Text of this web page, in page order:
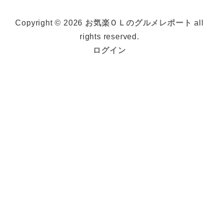
Copyright © 2026 お気楽ＯＬのグルメレポート all
rights reserved.
ログイン